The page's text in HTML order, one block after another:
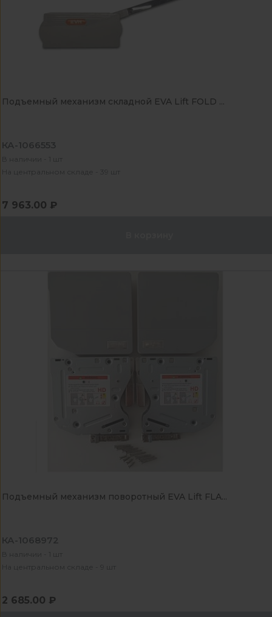
Подъемный механизм складной EVA Lift FOLD ...
КА-1066553
В наличии - 1 шт
На центральном складе - 39 шт
7 963.00 ₽
Подъемный механизм поворотный EVA Lift FLA...
КА-1068972
В наличии - 1 шт
На центральном складе - 9 шт
2 685.00 ₽